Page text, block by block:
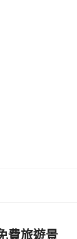
費旅遊景